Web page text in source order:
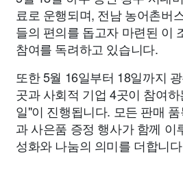
료로 운행되며, 전남 농어촌버
들의 편의를 돕고자 마련된 이
참여를 독려하고 있습니다.
또한 5월 16일부터 18일까지
곳과 사회적 기업 4곳이 참여
일"이 진행됩니다. 모든 판매
과 사은품 증정 행사가 함께 이
성화와 나눔의 의미를 더합니